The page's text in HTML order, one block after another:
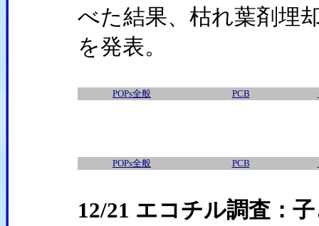
べた結果、枯れ葉剤埋
を発表。
POPs全般 PCB
POPs全般 PCB
12/21 エコチル調査：